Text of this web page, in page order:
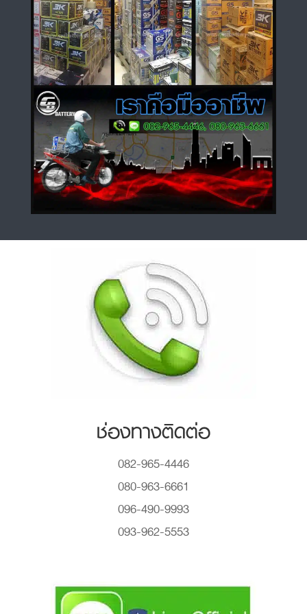
ช่องทางติดต่อ
082-965-4446
080-963-6661
096-490-9993
093-962-5553